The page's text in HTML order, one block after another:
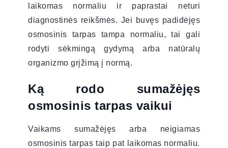
laikomas normaliu ir paprastai neturi
diagnostinės reikšmės. Jei buvęs padidėjęs
osmosinis tarpas tampa normaliu, tai gali
rodyti sėkmingą gydymą arba natūralų
organizmo grįžimą į normą.
Ką rodo sumažėjęs
osmosinis tarpas vaikui
Vaikams sumažėjęs arba neigiamas
osmosinis tarpas taip pat laikomas normaliu.